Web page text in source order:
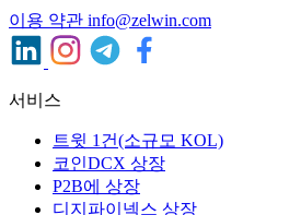
이용 약관 info@zelwin.com
서비스
트윗 1건(소규모 KOL)
코인DCX 상장
P2B에 상장
디지파이넥스 상장